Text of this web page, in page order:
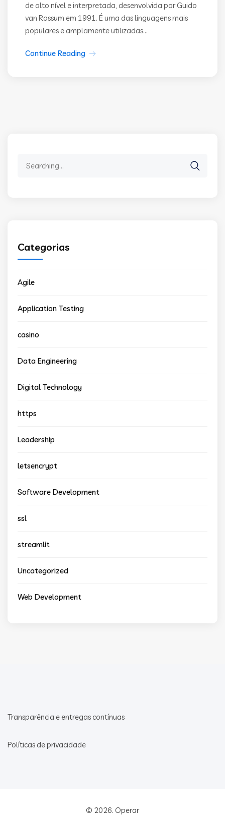
de alto nível e interpretada, desenvolvida por Guido
van Rossum em 1991. É uma das linguagens mais
populares e amplamente utilizadas...
Continue Reading
Categorias
Agile
Application Testing
casino
Data Engineering
Digital Technology
https
Leadership
letsencrypt
Software Development
ssl
streamlit
Uncategorized
Web Development
Transparência e entregas contínuas
Políticas de privacidade
© 2026. Operar